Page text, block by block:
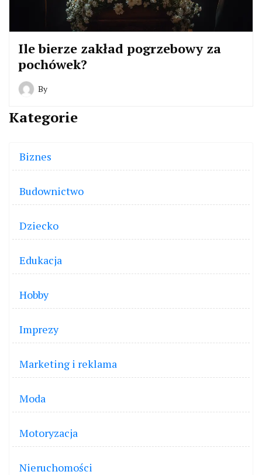
Ile bierze zakład pogrzebowy za
pochówek?
By
Kategorie
Biznes
Budownictwo
Dziecko
Edukacja
Hobby
Imprezy
Marketing i reklama
Moda
Motoryzacja
Nieruchomości